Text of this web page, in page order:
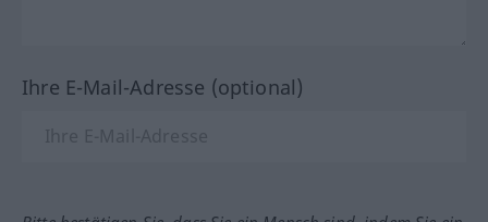
Ihre E-Mail-Adresse (optional)